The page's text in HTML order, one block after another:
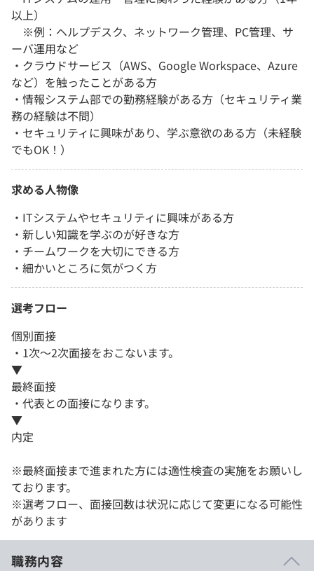
以上）
※例：ヘルプデスク、ネットワーク管理、PC管理、サ
ーバ運用など
・クラウドサービス（AWS、Google Workspace、Azure
など）を触ったことがある方
・情報システム部での勤務経験がある方（セキュリティ業
務の経験は不問）
・セキュリティに興味があり、学ぶ意欲のある方（未経験
でもOK！）
求める人物像
・ITシステムやセキュリティに興味がある方
・新しい知識を学ぶのが好きな方
・チームワークを大切にできる方
・細かいところに気がつく方
選考フロー
個別面接
・1次～2次面接をおこないます。
▼
最終面接
・代表との面接になります。
▼
内定
※最終面接まで進まれた方には適性検査の実施をお願いし
ております。
※選考フロー、面接回数は状況に応じて変更になる可能性
があります
職務内容